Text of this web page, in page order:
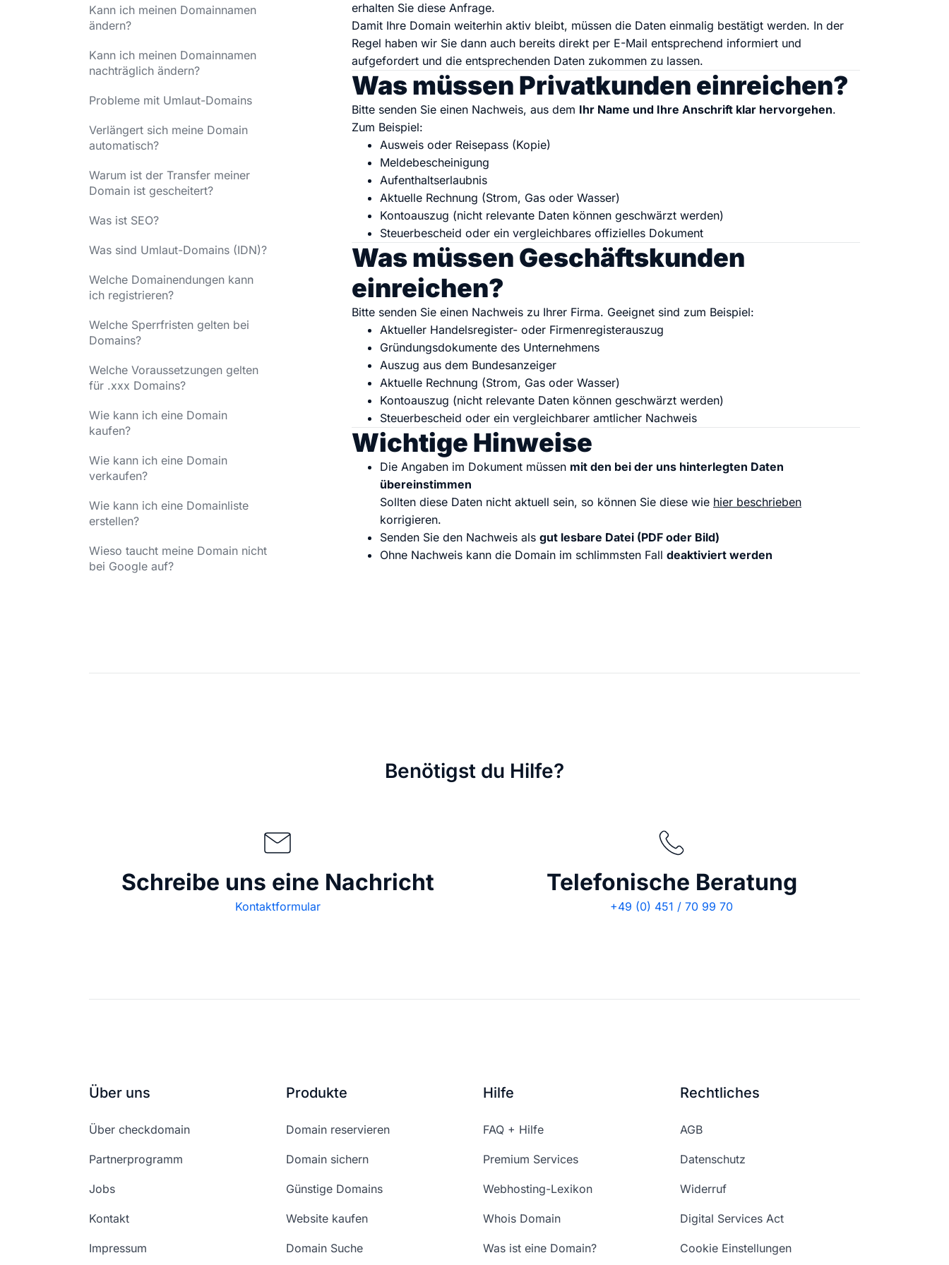
KI Domain Generator
Erstelle schnell gute Domains
.de Domain .com Domain
.at Domain
.net Domain .org Domain
Unser Website-Service erstellt Ihre Website Mehr Kunden über Instagram &
Online Complete
Dein Unternehmen überall zu
Kann ich meinen Domainnamen
ändern?
Kann ich meinen Domainnamen
nachträglich ändern?
Probleme mit Umlaut-Domains
Verlängert sich meine Domain
automatisch?
Warum ist der Transfer meiner
Domain ist gescheitert?
Was ist SEO?
Was sind Umlaut-Domains (IDN)?
Welche Domainendungen kann
ich registrieren?
Welche Sperrfristen gelten bei
Domains?
Welche Voraussetzungen gelten
für .xxx Domains?
Wie kann ich eine Domain
kaufen?
Wie kann ich eine Domain
verkaufen?
Wie kann ich eine Domainliste
erstellen?
Wieso taucht meine Domain nicht
bei Google auf?
erhalten Sie diese Anfrage.
Damit Ihre Domain weiterhin aktiv bleibt, müssen die Daten einmalig bestätigt werden. In der
Regel haben wir Sie dann auch bereits direkt per E-Mail entsprechend informiert und
aufgefordert und die entsprechenden Daten zukommen zu lassen.
Was müssen Privatkunden einreichen?
Bitte senden Sie einen Nachweis, aus dem Ihr Name und Ihre Anschrift klar hervorgehen.
Zum Beispiel:
Ausweis oder Reisepass (Kopie)
Meldebescheinigung
Aufenthaltserlaubnis
Aktuelle Rechnung (Strom, Gas oder Wasser)
Kontoauszug (nicht relevante Daten können geschwärzt werden)
Steuerbescheid oder ein vergleichbares offizielles Dokument
Was müssen Geschäftskunden
einreichen?
Bitte senden Sie einen Nachweis zu Ihrer Firma. Geeignet sind zum Beispiel:
Aktueller Handelsregister- oder Firmenregisterauszug
Gründungsdokumente des Unternehmens
Auszug aus dem Bundesanzeiger
Aktuelle Rechnung (Strom, Gas oder Wasser)
Kontoauszug (nicht relevante Daten können geschwärzt werden)
Steuerbescheid oder ein vergleichbarer amtlicher Nachweis
Wichtige Hinweise
Die Angaben im Dokument müssen mit den bei der uns hinterlegten Daten
übereinstimmen
Sollten diese Daten nicht aktuell sein, so können Sie diese wie hier beschrieben
korrigieren.
Senden Sie den Nachweis als gut lesbare Datei (PDF oder Bild)
Ohne Nachweis kann die Domain im schlimmsten Fall deaktiviert werden
Benötigst du Hilfe?
Schreibe uns eine Nachricht
Kontaktformular
Telefonische Beratung
+49 (0) 451 / 70 99 70
Über uns
Über checkdomain
Partnerprogramm
Jobs
Kontakt
Impressum
Produkte
Domain reservieren
Domain sichern
Günstige Domains
Website kaufen
Domain Suche
Hilfe
FAQ + Hilfe
Premium Services
Webhosting-Lexikon
Whois Domain
Was ist eine Domain?
Rechtliches
AGB
Datenschutz
Widerruf
Digital Services Act
Cookie Einstellungen